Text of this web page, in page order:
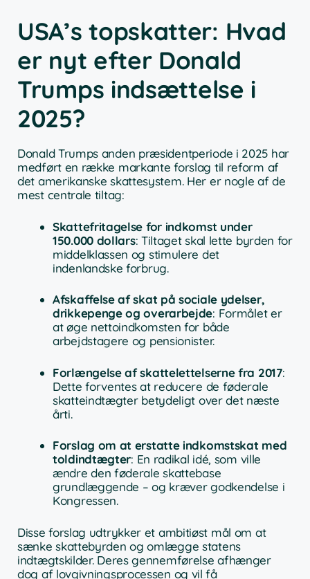
USA’s topskatter: Hvad
er nyt efter Donald
Trumps indsættelse i
2025?
Donald Trumps anden præsidentperiode i 2025 har
medført en række markante forslag til reform af
det amerikanske skattesystem. Her er nogle af de
mest centrale tiltag:
Skattefritagelse for indkomst under
150.000 dollars: Tiltaget skal lette byrden for
middelklassen og stimulere det
indenlandske forbrug.
Afskaffelse af skat på sociale ydelser,
drikkepenge og overarbejde: Formålet er
at øge nettoindkomsten for både
arbejdstagere og pensionister.
Forlængelse af skattelettelserne fra 2017:
Dette forventes at reducere de føderale
skatteindtægter betydeligt over det næste
årti.
Forslag om at erstatte indkomstskat med
toldindtægter: En radikal idé, som ville
ændre den føderale skattebase
grundlæggende – og kræver godkendelse i
Kongressen.
Disse forslag udtrykker et ambitiøst mål om at
sænke skattebyrden og omlægge statens
indtægtskilder. Deres gennemførelse afhænger
dog af lovgivningsprocessen og vil få